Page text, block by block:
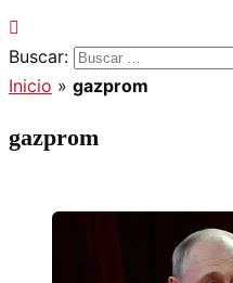
Buscar:
Inicio » gazprom
gazprom